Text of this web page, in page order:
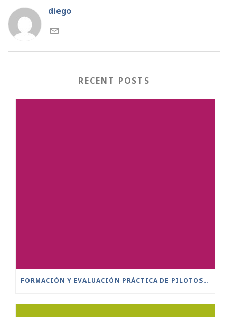
diego
RECENT POSTS
FORMACIÓN Y EVALUACIÓN PRÁCTICA DE PILOTOS A DISTANCIA ESCENARIOS ESTÁNDAR